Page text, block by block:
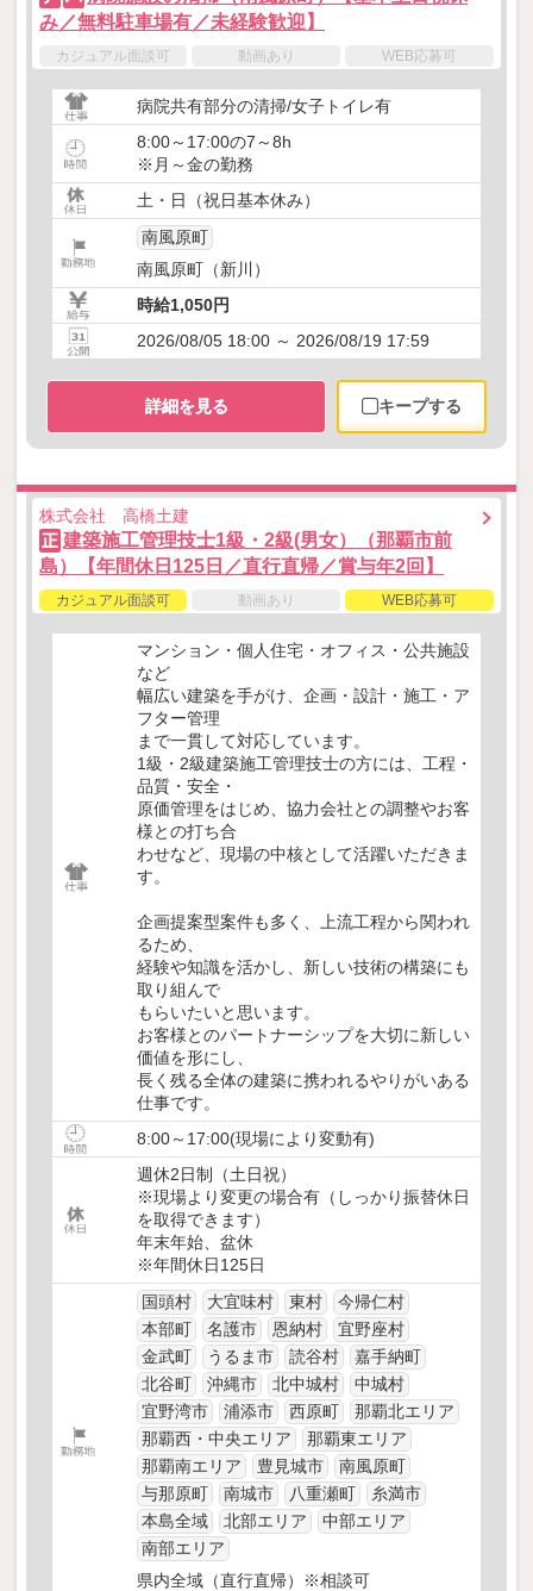
み／無料駐車場有／未経験歓迎】
カジュアル面談可 動画あり WEB応募可
病院共有部分の清掃/女子トイレ有
8:00～17:00の7～8h
※月～金の勤務
土・日（祝日基本休み）
南風原町
南風原町（新川）
時給1,050円
2026/08/05 18:00 ～ 2026/08/19 17:59
詳細を見る キープする
株式会社 高橋土建
正 建築施工管理技士1級・2級(男女）（那覇市前
島）【年間休日125日／直行直帰／賞与年2回】
カジュアル面談可 動画あり WEB応募可
マンション・個人住宅・オフィス・公共施設
など
幅広い建築を手がけ、企画・設計・施工・ア
フター管理
まで一貫して対応しています。
1級・2級建築施工管理技士の方には、工程・
品質・安全・
原価管理をはじめ、協力会社との調整やお客
様との打ち合
わせなど、現場の中核として活躍いただきま
す。
企画提案型案件も多く、上流工程から関われ
るため、
経験や知識を活かし、新しい技術の構築にも
取り組んで
もらいたいと思います。
お客様とのパートナーシップを大切に新しい
価値を形にし、
長く残る全体の建築に携われるやりがいある
仕事です。
8:00～17:00(現場により変動有)
週休2日制（土日祝）
※現場より変更の場合有（しっかり振替休日
を取得できます）
年末年始、盆休
※年間休日125日
国頭村
大宜味村 東村
今帰仁村
本部町
名護市 恩納村
宜野座村
金武町
うるま市 読谷村
嘉手納町
北谷町
沖縄市 北中城村
中城村
宜野湾市
浦添市 西原町
那覇北エリア
那覇西・中央エリア
那覇東エリア
那覇南エリア
豊見城市
南風原町
与那原町
南城市 八重瀬町
糸満市
本島全域
北部エリア
中部エリア
南部エリア
県内全域（直行直帰）※相談可